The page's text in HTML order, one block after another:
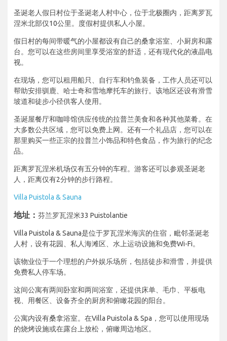
圣诞老人假日村位于圣诞老人村中心，位于北极圈内，距离罗瓦
涅米北部仅10公里。度假村提供私人小屋。
假日村的每间带暖气的小屋都设有自己的桑拿浴室、小厨房和露
台。您可以在这些房间里享受浴室的舒适，还有现代化的液晶电
视。
在现场，您可以租用船只、自行车和钓鱼装备，工作人员还可以
帮助安排驯鹿、哈士奇和雪地摩托车的旅行。该地区还设有滑雪
坡道和徒步小径供客人使用。
圣诞屋餐厅和咖啡馆供应传统的拉普兰美食和各种其他菜肴。在
大多数公共区域，您可以免费上网。还有一个礼品店，您可以在
那里购买一些正宗的拉普兰小饰品和特色食品，作为旅行的纪念
品。
距离罗瓦涅米机场仅有五分钟的车程。游客还可以参观圣诞老
人，距离仅有2分钟的步行路程。
Villa Puistola & Sauna
地址： 芬兰罗瓦涅米33 Puistolantie
Villa Puistola & Sauna是位于罗瓦涅米海滨的住宿，毗邻圣诞老
人村，设有花园、私人海滩区、水上运动设施和免费Wi-Fi。
该物业位于一个理想的户外娱乐场所，包括徒步和滑雪，并提供
免费私人停车场。
这间公寓有两间卧室和两间浴室，还提供床单、毛巾、平板电
视、用餐区、设备齐全的厨房和俯瞰花园的阳台。
公寓内设有桑拿浴室。在Villa Puistola & Spa，您可以使用现场
的烧烤设施或在露台上放松，俯瞰周边地区。